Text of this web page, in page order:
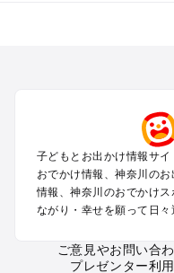
小田原・熱海・湯河原・
町田・相模原・愛川・上
新横浜・港北エリア・日
川崎のプールお出かけ
海老名・厚木のプールお
箱根（湯本・強羅・小涌
子どもとお出かけ情報サ
おでかけ情報、神奈川の
情報、神奈川のおでかけ
ながり・幸せを願って日々
ご意見やお問い合
プレゼンター利